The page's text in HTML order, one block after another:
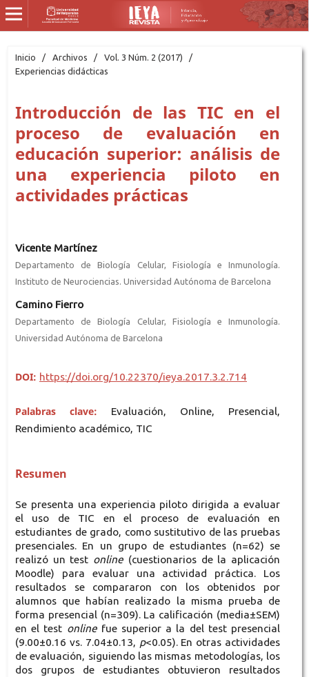
Inicio / Archivos / Vol. 3 Núm. 2 (2017)
/
Experiencias didácticas
Introducción de las TIC en el
proceso de evaluación en
educación superior: análisis de
una experiencia piloto en
actividades prácticas
Vicente Martínez
Departamento de Biología Celular, Fisiología e Inmunología.
Instituto de Neurociencias. Universidad Autónoma de Barcelona
Camino Fierro
Departamento de Biología Celular, Fisiología e Inmunología.
Universidad Autónoma de Barcelona
DOI: https://doi.org/10.22370/ieya.2017.3.2.714
Palabras clave:
Evaluación, Online, Presencial,
Rendimiento académico, TIC
Resumen
Se presenta una experiencia piloto dirigida a evaluar
el uso de TIC en el proceso de evaluación en
estudiantes de grado, como sustitutivo de las pruebas
presenciales. En un grupo de estudiantes (n=62) se
realizó un test online (cuestionarios de la aplicación
Moodle) para evaluar una actividad práctica. Los
resultados se compararon con los obtenidos por
alumnos que habían realizado la misma prueba de
forma presencial (n=309). La calificación (media±SEM)
en el test online fue superior a la del test presencial
(9.00±0.16 vs. 7.04±0.13, p<0.05). En otras actividades
de evaluación, siguiendo las mismas metodologías, los
dos grupos de estudiantes obtuvieron resultados